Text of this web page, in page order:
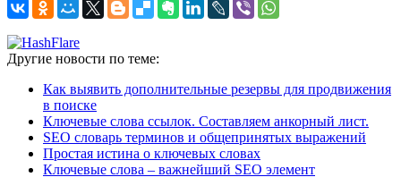
Другие новости по теме:
Как выявить дополнительные резервы для продвижения
в поиске
Ключевые слова ссылок. Составляем анкорный лист.
SEO словарь терминов и общепринятых выражений
Простая истина о ключевых словах
Ключевые слова – важнейший SEO элемент